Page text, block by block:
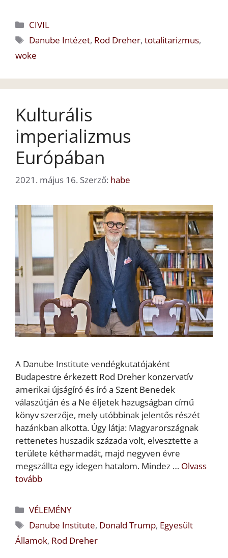
Kategória
CIVIL
Címkék
Danube Intézet, Rod Dreher,totalitarizmus,
woke
Kulturális
imperializmus
Európában
2021. május 16. Szerző: habe
A Danube Institute vendégkutatójaként
Budapestre érkezett Rod Dreher konzervatív
amerikai újságíró és író a Szent Benedek
válaszútján és a Ne éljetek hazugságban című
könyv szerzője, mely utóbbinak jelentős részét
hazánkban alkotta. Úgy látja: Magyarországnak
rettenetes huszadik százada volt, elvesztette a
területe kétharmadát, majd negyven évre
megszállta egy idegen hatalom. Mindez … Olvass
tovább
Kategória
VÉLEMÉNY
Címkék
Danube Institute, Donald Trump, Egyesült
Államok, Rod Dreher